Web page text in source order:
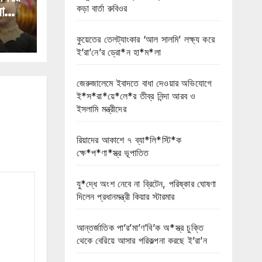
কড়া বার্তা রুবিওর
কুয়েতের তেলট্যাংকার ‘আল সালমি’ লক্ষ্য করে
ই’রা’নে’র ড্রো*ন হা*ম*লা
জেরুজালেমে ইবাদতে বাধা দেওয়ার অভিযোগে
ই*স*রা*য়ে*লে*র তীব্র নিন্দা আরব ও
ইসলামি মন্ত্রীদের
রিয়াদের আকাশে ৭ ব্যা*লি*স্টি*ক
ক্ষে*প*ণা*স্ত্র ভূপাতিত
যু*দ্ধে অংশ নেবে না ব্রিটেন, পরিষ্কার ঘোষণা
দিলেন প্রধানমন্ত্রী কিয়ার স্টারমার
আন্তর্জাতিক পা’র’মা’ণ’বি’ক অ*স্ত্র চুক্তি
থেকে বেরিয়ে আসার পরিকল্পনা করছে ই’রা’ন